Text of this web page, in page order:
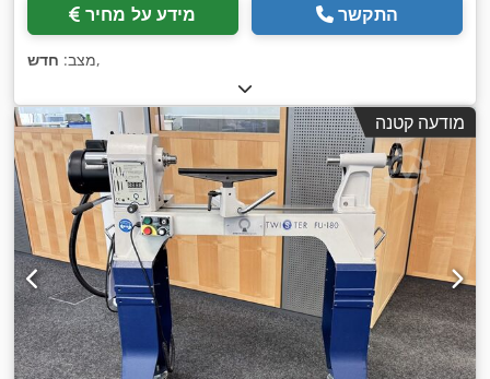
מידע על מחיר התקשר
מצב: חדש ,
מודעה קטנה